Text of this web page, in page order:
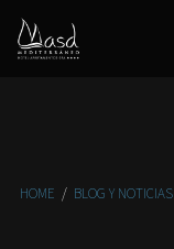
HOME / BLOG Y NOTICIAS